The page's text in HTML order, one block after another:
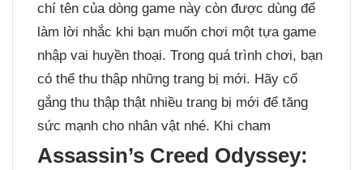
chí tên của dòng game này còn được dùng để
làm lời nhắc khi bạn muốn chơi một tựa game
nhập vai huyền thoại. Trong quá trình chơi, bạn
có thể thu thập những trang bị mới. Hãy cố
gắng thu thập thật nhiều trang bị mới để tăng
sức mạnh cho nhân vật nhé. Khi cham
Assassin’s Creed Odyssey: